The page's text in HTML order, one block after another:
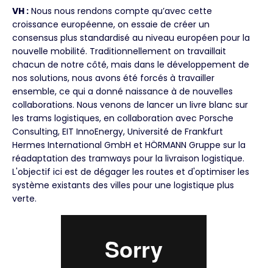
VH : Nous nous rendons compte qu’avec cette
croissance européenne, on essaie de créer un
consensus plus standardisé au niveau européen pour la
nouvelle mobilité. Traditionnellement on travaillait
chacun de notre côté, mais dans le développement de
nos solutions, nous avons été forcés à travailler
ensemble, ce qui a donné naissance à de nouvelles
collaborations. Nous venons de lancer un livre blanc sur
les trams logistiques, en collaboration avec Porsche
Consulting, EIT InnoEnergy, Université de Frankfurt
Hermes International GmbH et HÖRMANN Gruppe sur la
réadaptation des tramways pour la livraison logistique.
L'objectif ici est de dégager les routes et d'optimiser les
système existants des villes pour une logistique plus
verte.